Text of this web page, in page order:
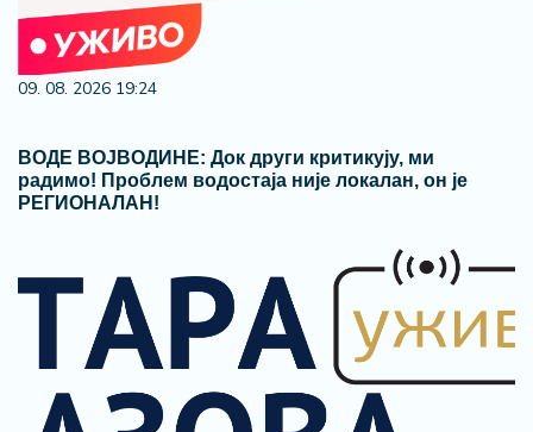
09. 08. 2026 19:24
ВОДЕ ВОЈВОДИНЕ: Док други критикују, ми
радимо! Проблем водостаја није локалан, он је
РЕГИОНАЛАН!